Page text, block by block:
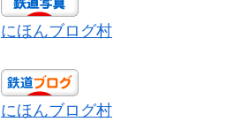
にほんブログ村
にほんブログ村